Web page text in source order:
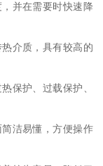
并在需要时快速降
介质，具有较高的
保护、过载保护、
洁易懂，方便操作